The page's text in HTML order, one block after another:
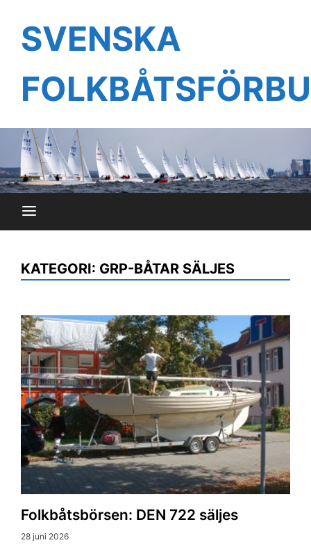
innehållSVENSKA
KATEGORI: GRP-BÅTAR SÄLJES
Folkbåtsbörsen: DEN 722 säljes
28 juni 2026